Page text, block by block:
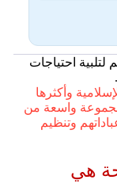
احتياجات
وأكثرها
مجموعة واسعة من
وتنظيم
هي